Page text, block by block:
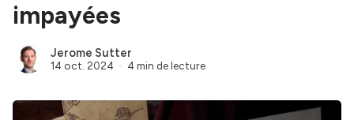
impayées
Jerome Sutter
14 oct. 2024 4 min de lecture